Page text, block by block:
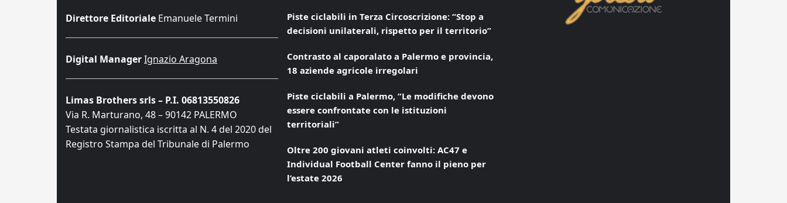
Direttore Editoriale Emanuele Termini
Digital ManagerIgnazio Aragona
Limas Brothers srls – P.I. 06813550826
Via R. Marturano, 48 – 90142 PALERMO
Testata giornalistica iscritta al N. 4 del 2020 del
Registro Stampa del Tribunale di Palermo
Piste ciclabili in Terza Circoscrizione: “Stop a
decisioni unilaterali, rispetto per il territorio”
Contrasto al caporalato a Palermo e provincia,
18 aziende agricole irregolari
Piste ciclabili a Palermo, “Le modifiche devono
essere confrontate con le istituzioni
territoriali”
Oltre 200 giovani atleti coinvolti: AC47 e
Individual Football Center fanno il pieno per
l’estate 2026